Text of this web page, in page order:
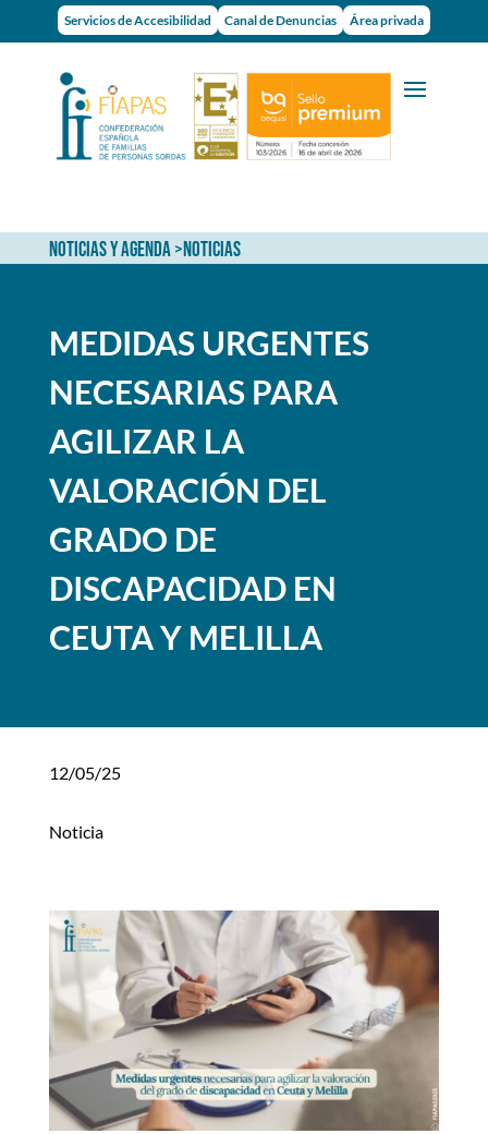
Servicios de Accesibilidad Canal de Denuncias Área privada
NOTICIAS Y AGENDA>NOTICIAS
MEDIDAS URGENTES
NECESARIAS PARA
AGILIZAR LA
VALORACIÓN DEL
GRADO DE
DISCAPACIDAD EN
CEUTA Y MELILLA
12/05/25
Noticia